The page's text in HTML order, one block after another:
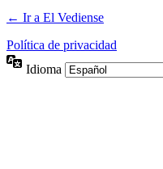
← Ir a El Vediense
Política de privacidad
Idioma